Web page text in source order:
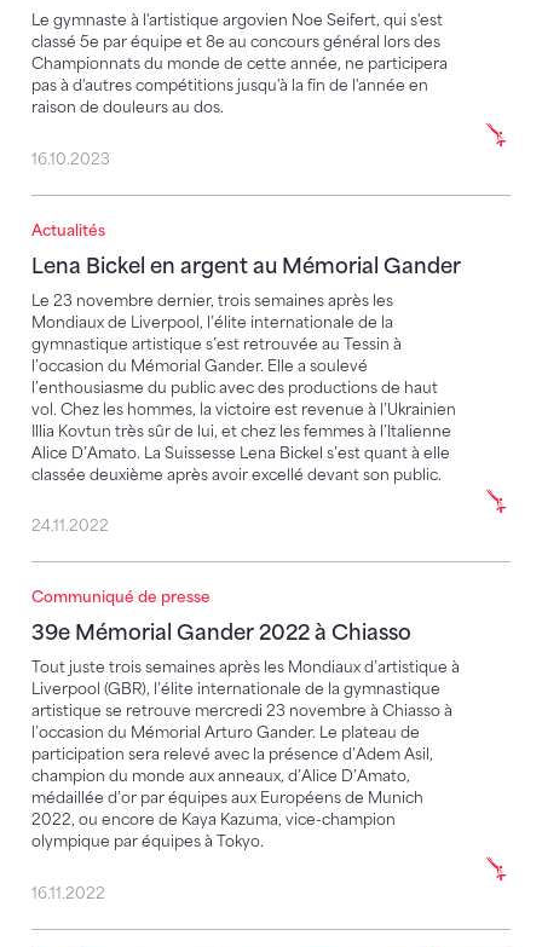
Le gymnaste à l'artistique argovien Noe Seifert, qui s'est
classé 5e par équipe et 8e au concours général lors des
Championnats du monde de cette année, ne participera
pas à d'autres compétitions jusqu'à la fin de l'année en
raison de douleurs au dos.
16.10.2023
Actualités
Lena Bickel en argent au Mémorial Gander
Le 23 novembre dernier, trois semaines après les
Mondiaux de Liverpool, l’élite internationale de la
gymnastique artistique s’est retrouvée au Tessin à
l’occasion du Mémorial Gander. Elle a soulevé
l’enthousiasme du public avec des productions de haut
vol. Chez les hommes, la victoire est revenue à l’Ukrainien
Illia Kovtun très sûr de lui, et chez les femmes à l’Italienne
Alice D’Amato. La Suissesse Lena Bickel s’est quant à elle
classée deuxième après avoir excellé devant son public.
Lena Bickel en argent au Mémorial Gander
24.11.2022
Communiqué de presse
39e Mémorial Gander 2022 à Chiasso
Tout juste trois semaines après les Mondiaux d’artistique à
Liverpool (GBR), l’élite internationale de la gymnastique
artistique se retrouve mercredi 23 novembre à Chiasso à
l’occasion du Mémorial Arturo Gander. Le plateau de
participation sera relevé avec la présence d’Adem Asil,
champion du monde aux anneaux, d’Alice D’Amato,
médaillée d’or par équipes aux Européens de Munich
2022, ou encore de Kaya Kazuma, vice-champion
olympique par équipes à Tokyo.
39e Mémorial Gander 2022 à Chiasso
16.11.2022